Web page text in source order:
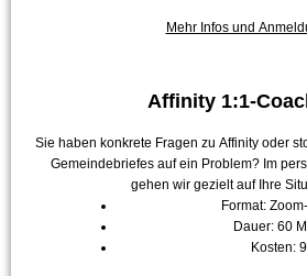
Mehr Infos und
Affinity 1:1-
Sie haben konkrete Fragen zu Affinity oder
Gemeindebriefes auf ein Problem? Im
gehen wir gezielt auf Ihre
Format:
Dauer: 60
Kosten: